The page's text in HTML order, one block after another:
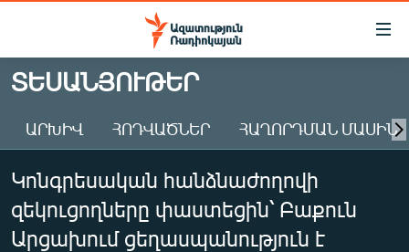
Մատչելիության
Անցնել
հիմնական
Անցնել
հիմնական
մենյուին
Որոնում
ԱԶԱՏՈՒԹՅՈՒՆ TV
ՀԱՅԱՍՏԱՆ
ԸՆՏՐՈՒԹՅՈՒՆՆԵՐ 2026
ԻՐԱՎՈՒՆՔ
ՏԵՍԱՆՅՈՒԹԵՐ
ԱՐԽԻՎ ՀՈԴՎԱԾՆԵՐ ՀԱՂՈՐԴՄԱՆ ՄԱՍԻՆ
Կոնգրեսական հանձնաժողովի
զեկուցողները փաստեցին՝ Բաքուն
Արցախում ցեղասպանություն է